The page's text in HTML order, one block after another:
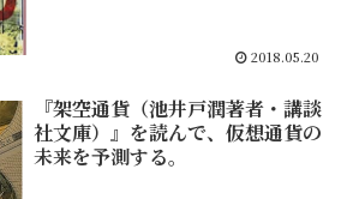
2018.05.20
『架空通貨（池井戸潤著者・講談
社文庫）』を読んで、仮想通貨の
未来を予測する。